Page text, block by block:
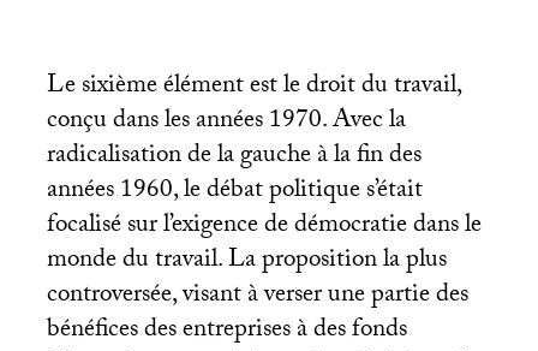
Le sixième élément est le droit du travail,
conçu dans les années 1970. Avec la
radicalisation de la gauche à la fin des
années 1960, le débat politique s’était
focalisé sur l’exigence de démocratie dans le
monde du travail. La proposition la plus
controversée, visant à verser une partie des
bénéfices des entreprises à des fonds